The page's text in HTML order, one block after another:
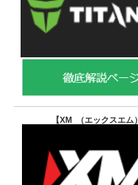
【XM （エックスエム）